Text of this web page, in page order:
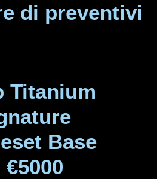
di preventivi
Titanium
Base
€5000